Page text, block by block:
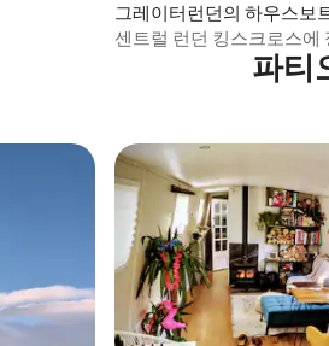
그레이터런던의 하우스보
센트럴 런던 킹스크로스에
파티